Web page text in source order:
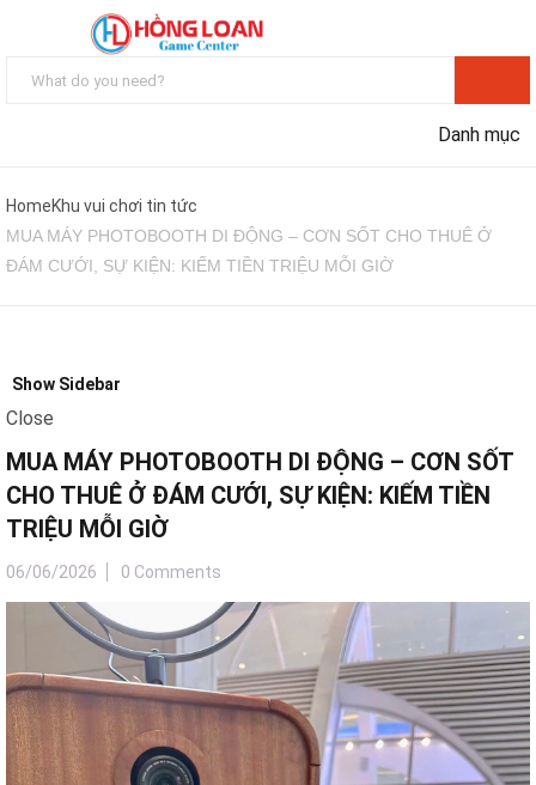
Danh mục
HomeKhu vui chơi tin tức
MUA MÁY PHOTOBOOTH DI ĐỘNG – CƠN SỐT CHO THUÊ Ở
ĐÁM CƯỚI, SỰ KIỆN: KIẾM TIỀN TRIỆU MỖI GIỜ
Show Sidebar
Close
MUA MÁY PHOTOBOOTH DI ĐỘNG – CƠN SỐT
CHO THUÊ Ở ĐÁM CƯỚI, SỰ KIỆN: KIẾM TIỀN
TRIỆU MỖI GIỜ
06/06/2026 0 Comments